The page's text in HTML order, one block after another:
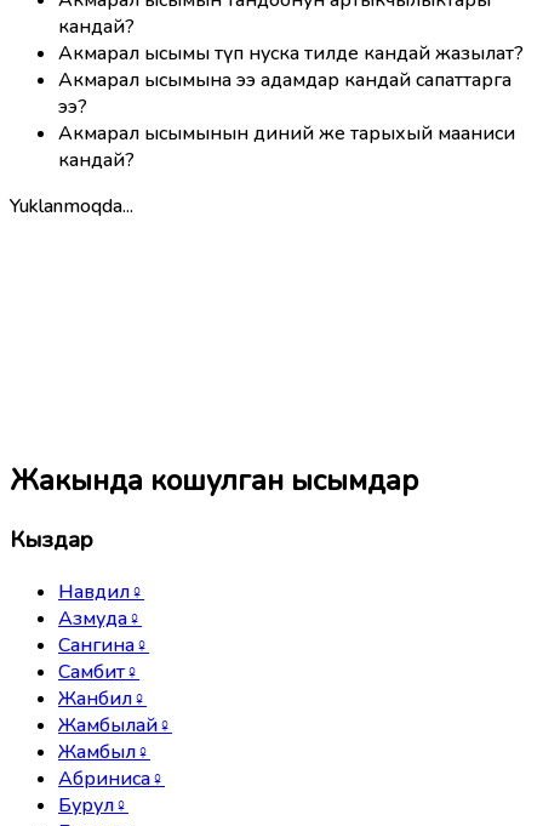
кандай?
Акмарал ысымы түп нуска тилде кандай жазылат?
Акмарал ысымына ээ адамдар кандай сапаттарга
ээ?
Акмарал ысымынын диний же тарыхый мааниси
кандай?
Yuklanmoqda...
Жакында кошулган ысымдар
Кыздар
Навдил♀
Азмуда♀
Сангина♀
Самбит♀
Жанбил♀
Жамбылай♀
Жамбыл♀
Абриниса♀
Бурул♀